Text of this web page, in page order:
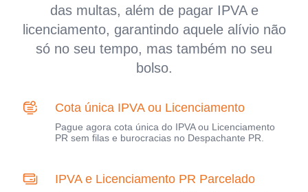
das multas, além de pagar IPVA e
licenciamento, garantindo aquele alívio não
só no seu tempo, mas também no seu
bolso.
Cota única IPVA ou Licenciamento
Pague agora cota única do IPVA ou Licenciamento
PR sem filas e burocracias no Despachante PR.
IPVA e Licenciamento PR Parcelado